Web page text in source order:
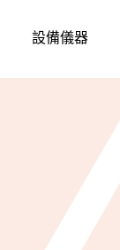
設備儀器